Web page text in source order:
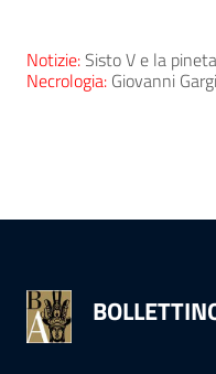
Notizie:Sisto V e la
Necrologia: Giovanni